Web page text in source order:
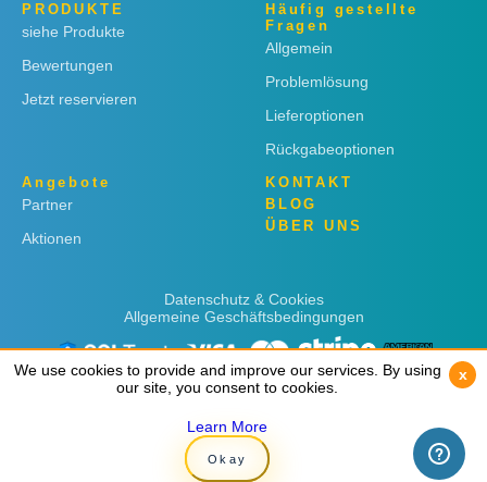
PRODUKTE
siehe Produkte
Bewertungen
Jetzt reservieren
Häufig gestellte
Fragen
Allgemein
Problemlösung
Lieferoptionen
Rückgabeoptionen
Angebote
Partner
Aktionen
KONTAKT
BLOG
ÜBER UNS
Datenschutz & Cookies
Allgemeine Geschäftsbedingungen
Copyright © 2019 Rent 'n Connect
We use cookies to provide and improve our services. By using
our site, you consent to cookies.
Learn More
Okay
x
We use cookies to provide and improve our services. By using
our site, you consent to cookies.
Learn More
Okay
x